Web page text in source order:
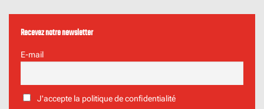
Recevez notre newsletter
E-mail
J'accepte la politique de confidentialité